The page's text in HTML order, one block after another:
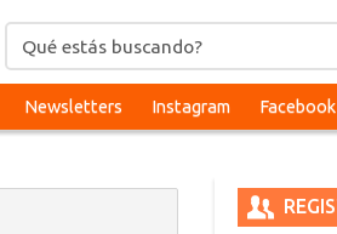
Newsletters Instagram Facebook